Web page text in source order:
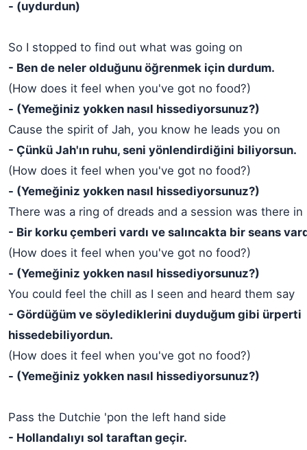
- (uydurdun)
So I stopped to find out what was going on
- Ben de neler olduğunu öğrenmek için durdum.
(How does it feel when you've got no food?)
- (Yemeğiniz yokken nasıl hissediyorsunuz?)
Cause the spirit of Jah, you know he leads you on
- Çünkü Jah'ın ruhu, seni yönlendirdiğini biliyorsun.
(How does it feel when you've got no food?)
- (Yemeğiniz yokken nasıl hissediyorsunuz?)
There was a ring of dreads and a session was there in
- Bir korku çemberi vardı ve salıncakta bir seans
(How does it feel when you've got no food?)
- (Yemeğiniz yokken nasıl hissediyorsunuz?)
You could feel the chill as I seen and heard them say
- Gördüğüm ve söylediklerini duyduğum gibi ürperti
hissedebiliyordun.
(How does it feel when you've got no food?)
- (Yemeğiniz yokken nasıl hissediyorsunuz?)
Pass the Dutchie 'pon the left hand side
- Hollandalıyı sol taraftan geçir.